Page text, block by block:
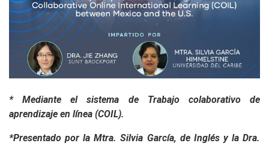
* Mediante el sistema de Trabajo colaborativo de
aprendizaje en línea (COIL).
*Presentado por la Mtra. Silvia García, de Inglés y la Dra.